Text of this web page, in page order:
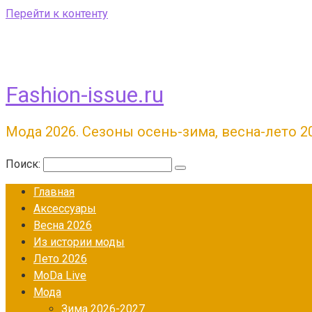
Перейти к контенту
Fashion-issue.ru
Мода 2026. Сезоны осень-зима, весна-лето
Поиск:
Главная
Аксессуары
Весна 2026
Из истории моды
Лето 2026
МоDа Live
Мода
Зима 2026-2027